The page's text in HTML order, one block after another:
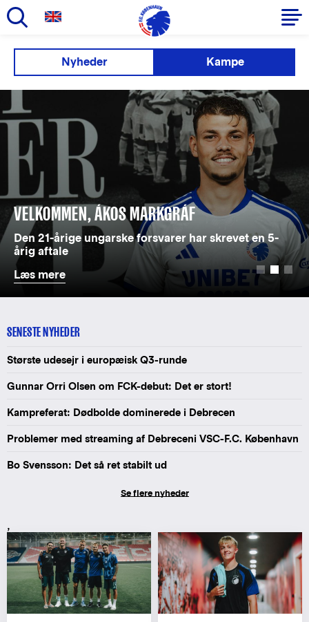
hovedindhold
navigation
Nyheder Kampe
VELKOMMEN, ÁKOS MARKGRÁF
Den 21-årige ungarske forsvarer har skrevet en 5-
årig aftale
Læs mere
SENESTE NYHEDER
Største udesejr i europæisk Q3-runde
Gunnar Orri Olsen om FCK-debut: Det er stort!
Kampreferat: Dødbolde dominerede i Debrecen
Problemer med streaming af Debreceni VSC-F.C. København
Bo Svensson: Det så ret stabilt ud
Se flere nyheder
,